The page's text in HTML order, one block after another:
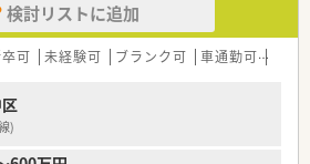
検討リストに追加
可 未経験可 ブランク可 車通勤可
)